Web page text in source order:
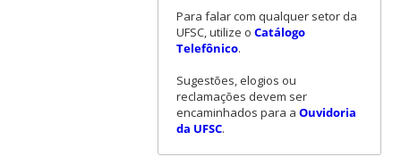
Para falar com qualquer setor da
UFSC, utilize o Catálogo
Telefônico.
Sugestões, elogios ou
reclamações devem ser
encaminhados para a Ouvidoria
da UFSC.